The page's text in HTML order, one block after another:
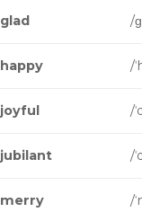
glad /
happy /
joyful /
jubilant /
merry /